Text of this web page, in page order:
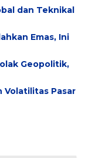
dan Teknikal
Emas, Ini
Geopolitik,
Volatilitas Pasar